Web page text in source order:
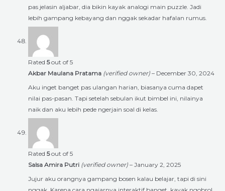
pas jelasin aljabar, dia bikin kayak analogi main puzzle. Jadi
lebih gampang kebayang dan nggak sekadar hafalan rumus.
Rated 5out of 5
Akbar Maulana Pratama (verified owner) – December 30, 2024
Aku inget banget pas ulangan harian, biasanya cuma dapet
nilai pas-pasan. Tapi setelah sebulan ikut bimbel ini, nilainya
naik dan aku lebih pede ngerjain soal di kelas.
Rated 5out of 5
Salsa Amira Putri (verified owner) – January 2, 2025
Jujur aku orangnya gampang bosen kalau belajar, tapi di sini